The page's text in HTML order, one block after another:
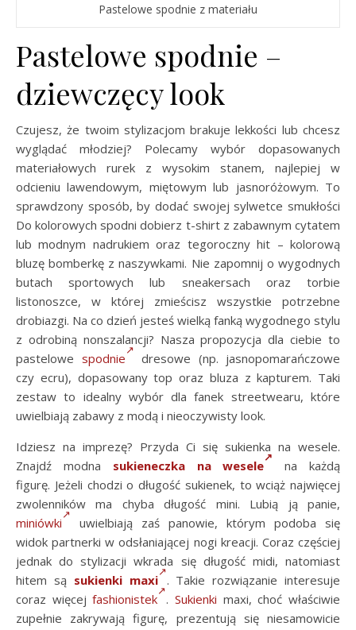
Pastelowe spodnie z materiału
Pastelowe spodnie –
dziewczęcy look
Czujesz, że twoim stylizacjom brakuje lekkości lub chcesz
wyglądać młodziej? Polecamy wybór dopasowanych
materiałowych rurek z wysokim stanem, najlepiej w
odcieniu lawendowym, miętowym lub jasnoróżowym. To
sprawdzony sposób, by dodać swojej sylwetce smukłości
Do kolorowych spodni dobierz t-shirt z zabawnym cytatem
lub modnym nadrukiem oraz tegoroczny hit – kolorową
bluzę bomberkę z naszywkami. Nie zapomnij o wygodnych
butach sportowych lub sneakersach oraz torbie
listonoszce, w której zmieścisz wszystkie potrzebne
drobiazgi. Na co dzień jesteś wielką fanką wygodnego stylu
z odrobiną nonszalancji? Nasza propozycja dla ciebie to
pastelowe spodnie
dresowe (np. jasnopomarańczowe
czy ecru), dopasowany top oraz bluza z kapturem. Taki
zestaw to idealny wybór dla fanek streetwearu, które
uwielbiają zabawy z modą i nieoczywisty look.
Idziesz na imprezę? Przyda Ci się sukienka na wesele.
Znajdź modna sukieneczka na wesele
na każdą
figurę. Jeżeli chodzi o długość sukienek, to wciąż najwięcej
zwolenników ma chyba długość mini. Lubią ją panie,
miniówki
uwielbiają zaś panowie, którym podoba się
widok partnerki w odsłaniającej nogi kreacji. Coraz częściej
jednak do stylizacji wkrada się długość midi, natomiast
hitem są sukienki maxi
. Takie rozwiązanie interesuje
coraz więcejfashionistek .Sukienki maxi, choć właściwie
zupełnie zakrywają figurę, prezentują się niesamowicie